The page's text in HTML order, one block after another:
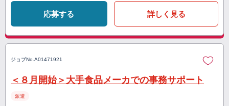
応募する 詳しく見る
ジョブNo. A01471921
＜８月開始＞大手食品メーカでの事務サポート
派遣